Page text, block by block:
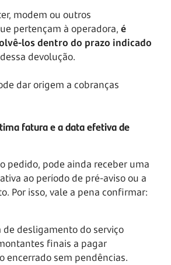
modem ou outros
pertençam à operadora, é
los dentro do prazo indicado
devolução.
dar origem a cobranças
fatura e a data efetiva de
pedido, pode ainda receber uma
ao período de pré-aviso ou a
Por isso, vale a pena confirmar:
de desligamento do serviço
finais a pagar
encerrado sem pendências.